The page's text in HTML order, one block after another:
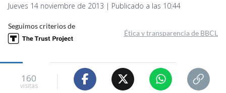
Jueves 14 noviembre de 2013 | Publicado a las 10:44
Seguimos criterios de
Ética y transparencia de BBCL
160
visitas